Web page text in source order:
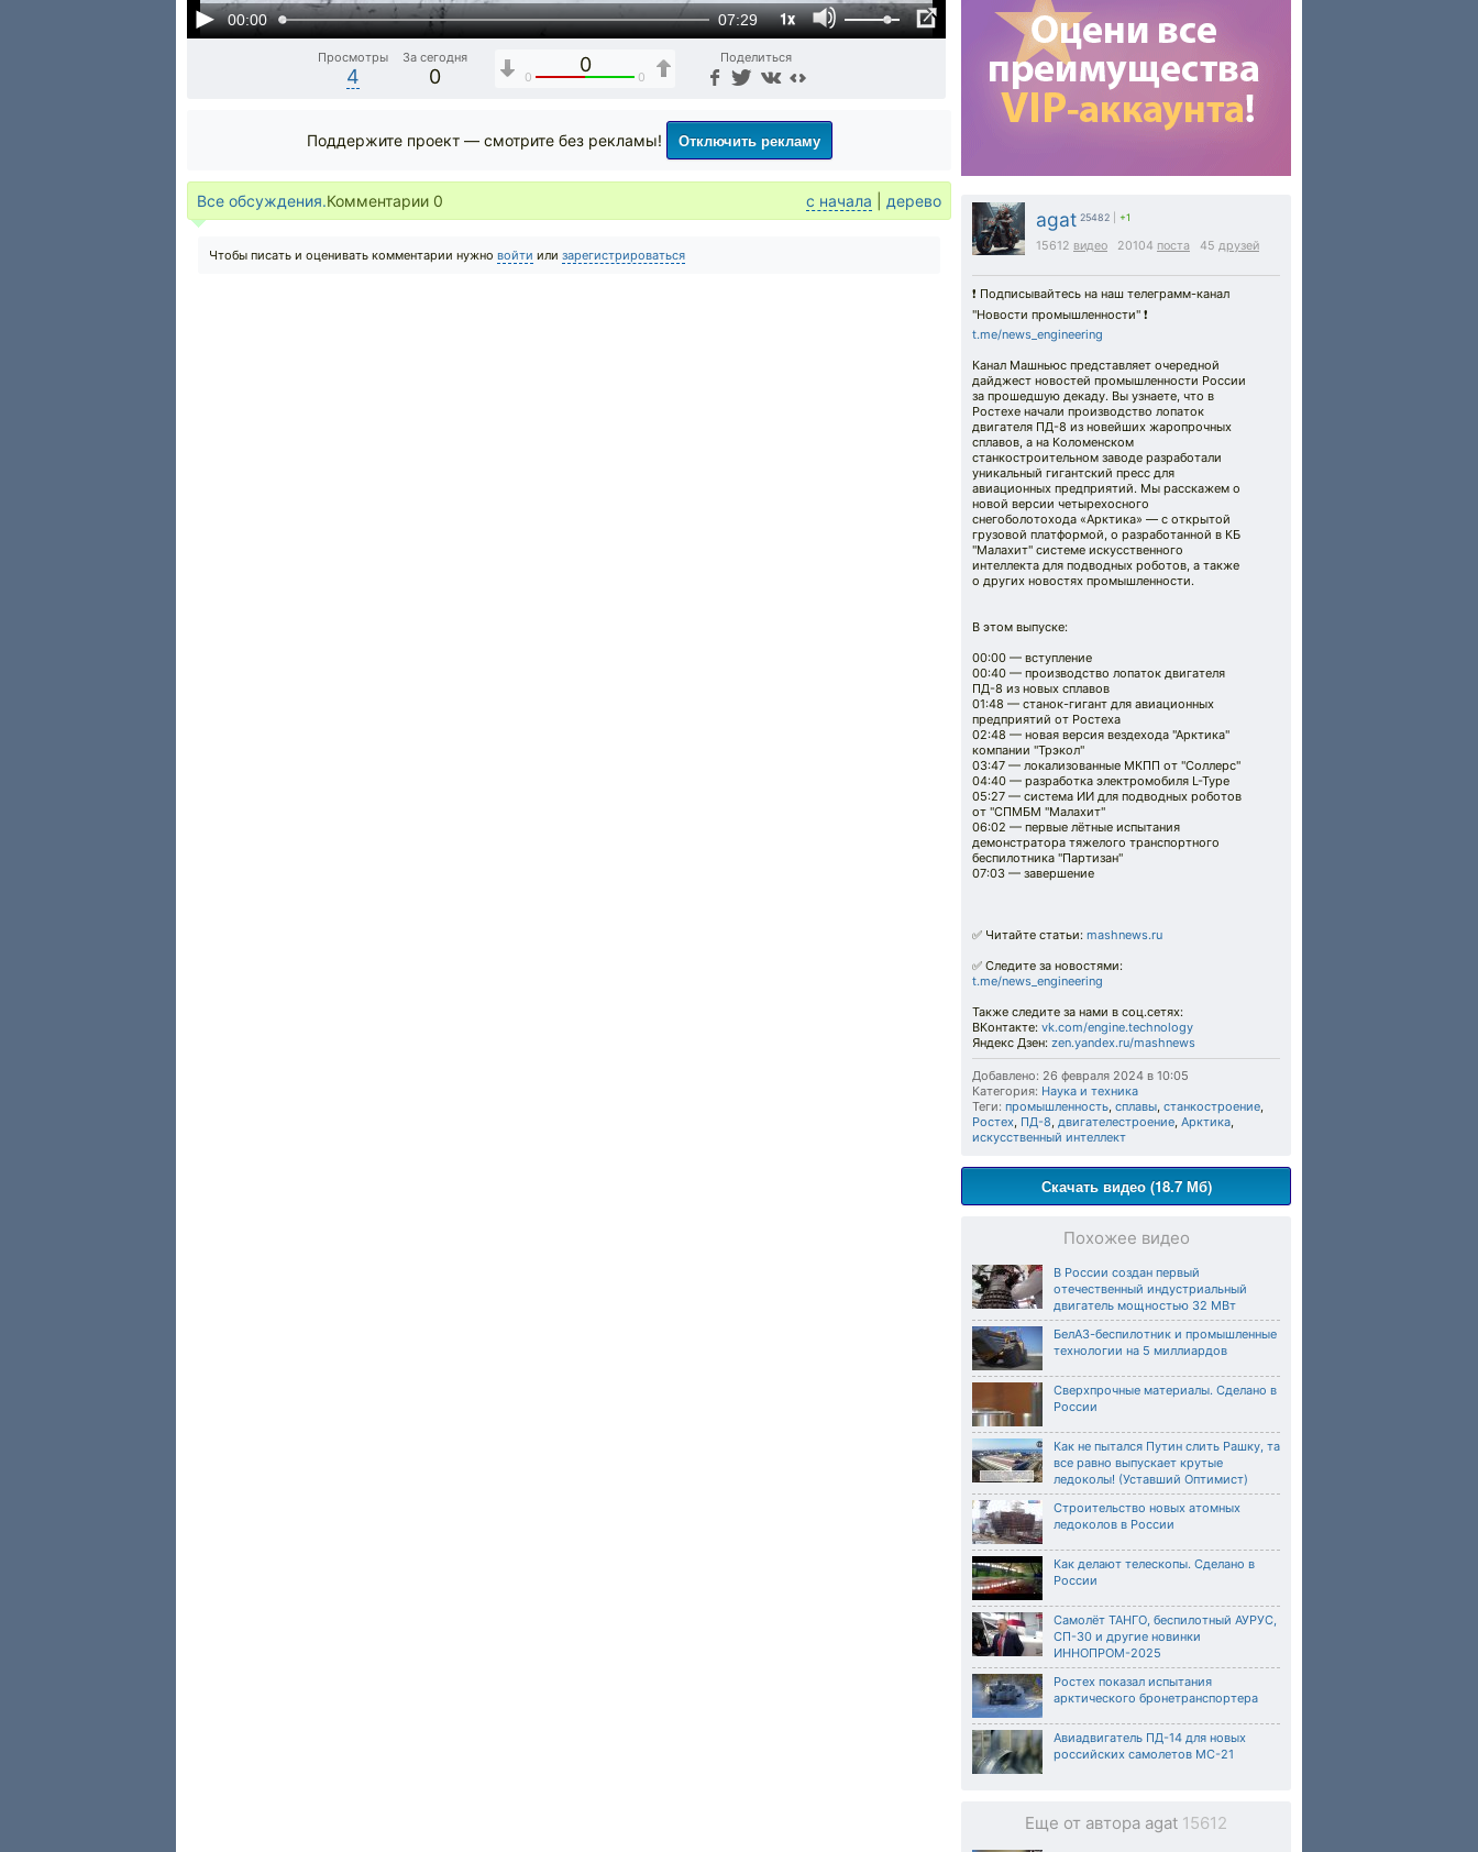
00:00 07:29 1x
Просмотры
4
За сегодня
0
0
0 0
Поделиться
agat 25482 +1
15612 видео 20104 поста 45 друзей
❗️ Подписывайтесь на наш телеграмм-канал
"Новости промышленности" ❗️
t.me/news_engineering
Канал Машньюс представляет очередной
дайджест новостей промышленности России
за прошедшую декаду. Вы узнаете, что в
Ростехе начали производство лопаток
двигателя ПД-8 из новейших жаропрочных
сплавов, а на Коломенском
станкостроительном заводе разработали
уникальный гигантский пресс для
авиационных предприятий. Мы расскажем о
новой версии четырехосного
снегоболотохода «Арктика» — с открытой
грузовой платформой, о разработанной в КБ
"Малахит" системе искусственного
интеллекта для подводных роботов, а также
о других новостях промышленности.
В этом выпуске:
00:00 — вступление
00:40 — производство лопаток двигателя
ПД-8 из новых сплавов
01:48 — станок-гигант для авиационных
предприятий от Ростеха
02:48 — новая версия вездехода "Арктика"
компании "Трэкол"
03:47 — локализованные МКПП от "Соллерс"
04:40 — разработка электромобиля L-Type
05:27 — система ИИ для подводных роботов
от "СПМБМ "Малахит"
06:02 — первые лётные испытания
демонстратора тяжелого транспортного
беспилотника "Партизан"
07:03 — завершение
✅ Читайте статьи: mashnews.ru
✅ Следите за новостями:
t.me/news_engineering
Также следите за нами в соц.сетях:
ВКонтакте: vk.com/engine.technology
Яндекс Дзен: zen.yandex.ru/mashnews
Добавлено: 26 февраля 2024 в 10:05
Категория: Наука и техника
Теги: промышленность сплавы станкостроение
Ростех ПД-8 двигателестроение Арктика
искусственный интеллект
Скачать видео (18.7 Мб)
Похожее видео
В России создан первый
отечественный индустриальный
двигатель мощностью 32 МВт
БелАЗ-беспилотник и промышленные
технологии на 5 миллиардов
Сверхпрочные материалы. Сделано в
России
Как не пытался Путин слить Рашку, та
все равно выпускает крутые
ледоколы! (Уставший Оптимист)
Строительство новых атомных
ледоколов в России
Как делают телескопы. Сделано в
России
Самолёт ТАНГО, беспилотный АУРУС,
СП-30 и другие новинки
ИННОПРОМ-2025
Ростех показал испытания
арктического бронетранспортера
Авиадвигатель ПД-14 для новых
российских самолетов МС-21
Еще от автора agat 15612
Поддержите проект — смотрите без рекламы! Отключить рекламу
Все обсуждения.Комментарии 0 с начала дерево
Чтобы писать и оценивать комментарии нужно войти или зарегистрироваться